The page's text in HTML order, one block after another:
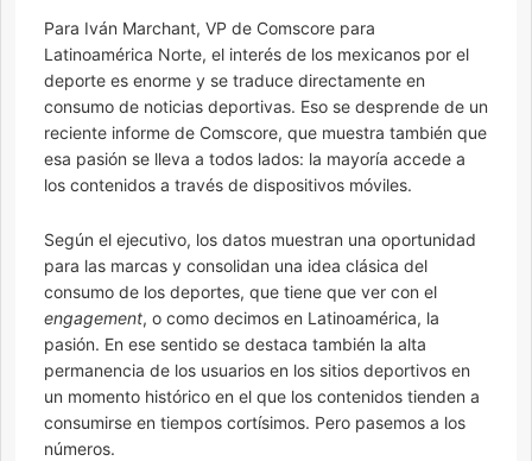
Para Iván Marchant, VP de Comscore para
Latinoamérica Norte, el interés de los mexicanos por el
deporte es enorme y se traduce directamente en
consumo de noticias deportivas. Eso se desprende de un
reciente informe de Comscore, que muestra también que
esa pasión se lleva a todos lados: la mayoría accede a
los contenidos a través de dispositivos móviles.
Según el ejecutivo, los datos muestran una oportunidad
para las marcas y consolidan una idea clásica del
consumo de los deportes, que tiene que ver con el
engagement, o como decimos en Latinoamérica, la
pasión. En ese sentido se destaca también la alta
permanencia de los usuarios en los sitios deportivos en
un momento histórico en el que los contenidos tienden a
consumirse en tiempos cortísimos. Pero pasemos a los
números.